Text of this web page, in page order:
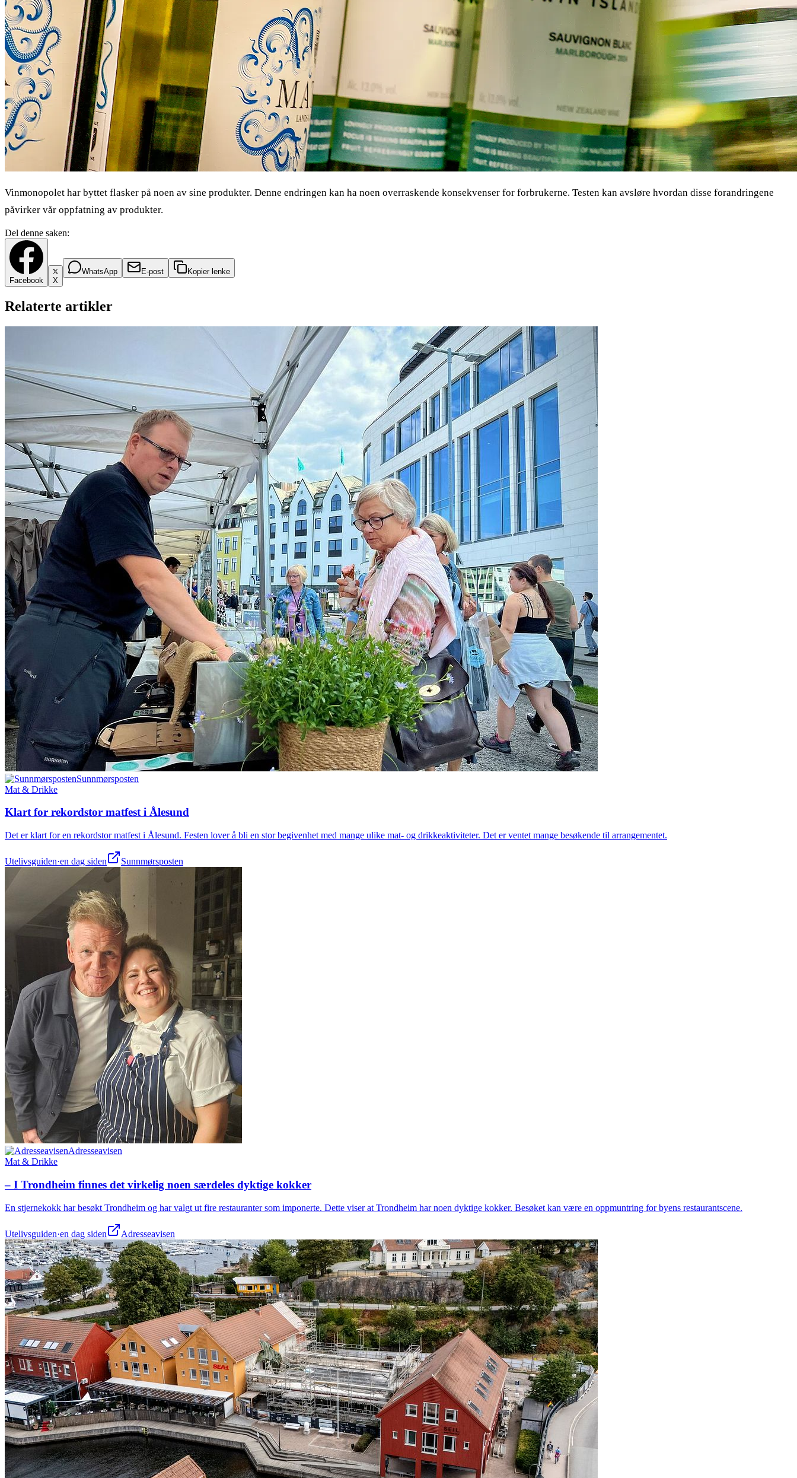
Vinmonopolet har byttet flasker på noen av sine produkter. Denne endringen kan ha noen overraskende konsekvenser for forbrukerne. Testen kan avsløre hvordan disse forandringene
påvirker vår oppfatning av produkter.
Del denne saken:
Facebook X
WhatsApp E-post Kopier lenke
Relaterte artikler
Sunnmørsposten
Mat & Drikke
Klart for rekordstor matfest i Ålesund
Det er klart for en rekordstor matfest i Ålesund. Festen lover å bli en stor begivenhet med mange ulike mat- og drikkeaktiviteter. Det er ventet mange besøkende til arrangementet.
Utelivsguiden·en dag siden Sunnmørsposten
Adresseavisen
Mat & Drikke
– I Trondheim finnes det virkelig noen særdeles dyktige kokker
En stjernekokk har besøkt Trondheim og har valgt ut fire restauranter som imponerte. Dette viser at Trondheim har noen dyktige kokker. Besøket kan være en oppmuntring for byens restaurantscene.
Utelivsguiden·en dag siden Adresseavisen